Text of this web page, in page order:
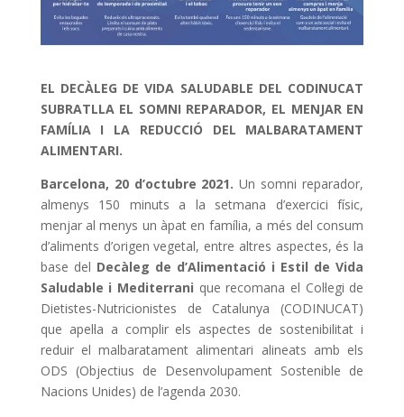
EL DECÀLEG DE VIDA SALUDABLE DEL CODINUCAT
SUBRATLLA EL SOMNI REPARADOR, EL MENJAR EN
FAMÍLIA I LA REDUCCIÓ DEL MALBARATAMENT
ALIMENTARI.
Barcelona, 20 d’octubre 2021. Un somni reparador,
almenys 150 minuts a la setmana d’exercici físic,
menjar al menys un àpat en família, a més del consum
d’aliments d’origen vegetal, entre altres aspectes, és la
base del Decàleg de d’Alimentació i Estil de Vida
Saludable i Mediterrani que recomana el Col·legi de
Dietistes-Nutricionistes de Catalunya (CODINUCAT)
que apel·la a complir els aspectes de sostenibilitat i
reduir el malbaratament alimentari alineats amb els
ODS (Objectius de Desenvolupament Sostenible de
Nacions Unides) de l’agenda 2030.